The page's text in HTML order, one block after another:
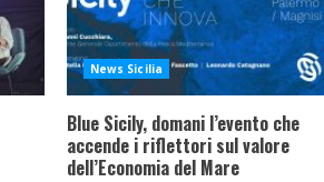
News Sicilia
Blue Sicily, domani l’evento che
accende i riflettori sul valore
dell’Economia del Mare